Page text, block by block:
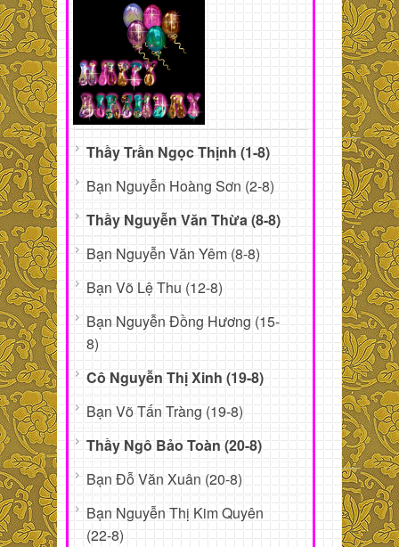
Thầy Trần Ngọc Thịnh (1-8)
Bạn Nguyễn Hoàng Sơn (2-8)
Thầy Nguyễn Văn Thừa (8-8)
Bạn Nguyễn Văn Yêm (8-8)
Bạn Võ Lệ Thu (12-8)
Bạn Nguyễn Đồng Hương (15-
8)
Cô Nguyễn Thị Xinh (19-8)
Bạn Võ Tấn Tràng (19-8)
Thầy Ngô Bảo Toàn (20-8)
Bạn Đỗ Văn Xuân (20-8)
Bạn Nguyễn Thị Kim Quyên
(22-8)